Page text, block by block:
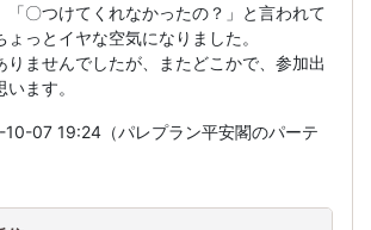
「〇つけてくれなかったの？」と言われて
ょっとイヤな空気になりました。
りませんでしたが、またどこかで、参加出
ます。
07 19:24（パレプラン平安閣のパーテ